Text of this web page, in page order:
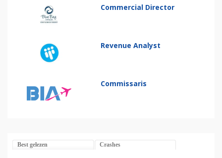
Commercial Director
Revenue Analyst
Commissaris
Best gelezen Crashes